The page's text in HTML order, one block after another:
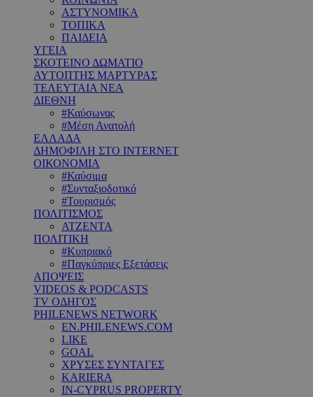
ΑΣΤΥΝΟΜΙΚΑ
ΤΟΠΙΚΑ
ΠΑΙΔΕΙΑ
ΥΓΕΙΑ
ΣΚΟΤΕΙΝΟ ΔΩΜΑΤΙΟ
ΑΥΤΟΠΤΗΣ ΜΑΡΤΥΡΑΣ
ΤΕΛΕΥΤΑΙΑ ΝΕΑ
ΔΙΕΘΝΗ
#Καύσωνας
#Μέση Ανατολή
ΕΛΛΑΔΑ
ΔΗΜΟΦΙΛΗ ΣΤΟ INTERNET
ΟΙΚΟΝΟΜΙΑ
#Καύσιμα
#Συνταξιοδοτικό
#Τουρισμός
ΠΟΛΙΤΙΣΜΟΣ
ΑΤΖΕΝΤΑ
ΠΟΛΙΤΙΚΗ
#Κυπριακό
#Παγκύπριες Εξετάσεις
ΑΠΟΨΕΙΣ
VIDEOS & PODCASTS
TV ΟΔΗΓΟΣ
PHILENEWS NETWORK
EN.PHILENEWS.COM
LIKE
GOAL
ΧΡΥΣΕΣ ΣΥΝΤΑΓΕΣ
KARIERA
IN-CYPRUS PROPERTY